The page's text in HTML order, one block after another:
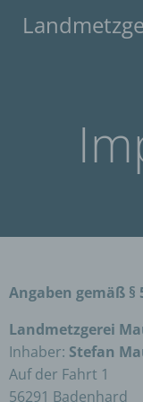
Angaben gemäß §
Landmetzgerei
Inhaber: Stefan
Auf der Fahrt 1
56291 Badenhard